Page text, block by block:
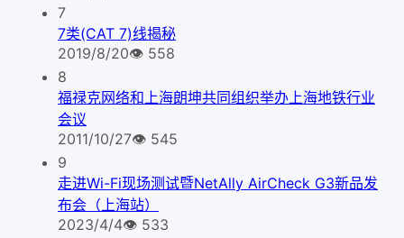
7
7类(CAT 7)线揭秘
2019/8/20👁 558
8
福禄克网络和上海朗坤共同组织举办上海地铁行业
会议
2011/10/27👁 545
9
走进Wi-Fi现场测试暨NetAlly AirCheck G3新品发
布会（上海站）
2023/4/4👁 533